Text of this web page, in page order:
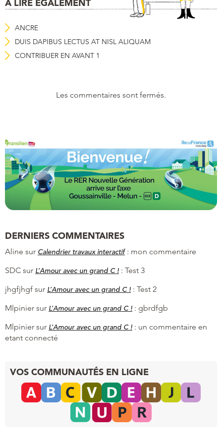
À LIRE ÉGALEMENT
ANCRE
DUIS DAPIBUS LECTUS AT NISL ALIQUAM
CONTRIBUER EN AVANT 1
Les commentaires sont fermés.
DERNIERS COMMENTAIRES
Aline sur Calendrier travaux interactif: mon commentaire
SDC sur L’Amour avec un grand C ! : Test 3
jhgfjhgf sur L’Amour avec un grand C ! : Test 2
Mlpinier sur L’Amour avec un grand C ! : gbrdfgb
Mlpinier sur L’Amour avec un grand C ! : un commentaire en
etant connecté
VOS COMMUNAUTÉS EN LIGNE